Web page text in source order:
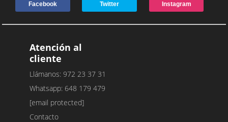
Facebook Twitter Instagram
Atención al
cliente
Llámanos: 972 23 37 31
Whatsapp: 648 179 479
[email protected]
Contacto